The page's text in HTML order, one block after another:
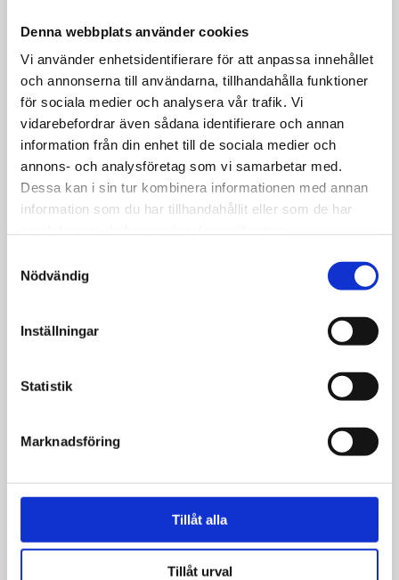
Denna webbplats använder cookies
Vi använder enhetsidentifierare för att anpassa innehållet
och annonserna till användarna, tillhandahålla funktioner
för sociala medier och analysera vår trafik. Vi
vidarebefordrar även sådana identifierare och annan
information från din enhet till de sociala medier och
annons- och analysföretag som vi samarbetar med.
Dessa kan i sin tur kombinera informationen med annan
information som du har tillhandahållit eller som de har
Nödvändig
Inställningar
Statistik
Marknadsföring
Tillåt alla
Tillåt urval
Nyheter
Kulturminister ville
ha kyrkornas syn på
publikrestriktioner
Equmeniakyrkan har
Kyrkligt utspel mot
väcker frågor